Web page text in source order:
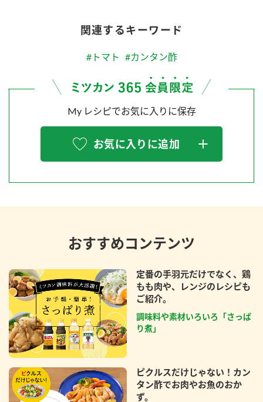
関連するキーワード
#トマト #カンタン酢
My レシピでお気に入りに保存
お気に入りに追加
おすすめコンテンツ
定番の手羽元だけでなく、鶏
もも肉や、レンジのレシピも
ご紹介。
調味料や素材いろいろ「さっぱ
り煮」
ピクルスだけじゃない！カン
タン酢でお肉やお魚のおか
ず。